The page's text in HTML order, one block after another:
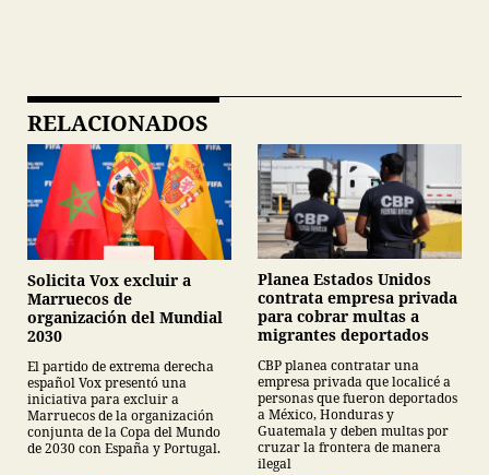
RELACIONADOS
Solicita Vox excluir a
Marruecos de
organización del Mundial
2030
El partido de extrema derecha
español Vox presentó una
iniciativa para excluir a
Marruecos de la organización
conjunta de la Copa del Mundo
de 2030 con España y Portugal.
Planea Estados Unidos
contrata empresa privada
para cobrar multas a
migrantes deportados
CBP planea contratar una
empresa privada que localicé a
personas que fueron deportados
a México, Honduras y
Guatemala y deben multas por
cruzar la frontera de manera
ilegal